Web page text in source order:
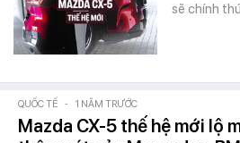
sẽ chính
QUỐC TẾ - 1 NĂM TRƯỚC
Mazda CX-5 thế hệ mới lộ